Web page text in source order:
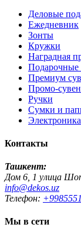
Деловые
Ежедневник
Зонты
Кружки
Наградная
Подарочные
Премиум
Промо-
Ручки
Сумки и
Электроника
Контакты
Ташкент:
Дом 6, 1 улица
info@dekos.uz
Телефон:
Мы в сети